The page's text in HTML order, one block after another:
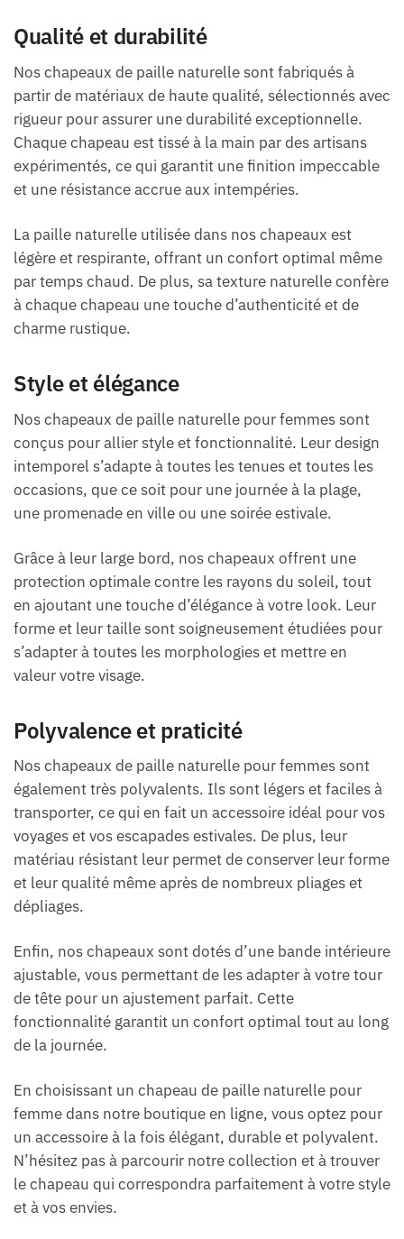
Qualité et durabilité
Nos chapeaux de paille naturelle sont fabriqués à
partir de matériaux de haute qualité, sélectionnés avec
rigueur pour assurer une durabilité exceptionnelle.
Chaque chapeau est tissé à la main par des artisans
expérimentés, ce qui garantit une finition impeccable
et une résistance accrue aux intempéries.
La paille naturelle utilisée dans nos chapeaux est
légère et respirante, offrant un confort optimal même
par temps chaud. De plus, sa texture naturelle confère
à chaque chapeau une touche d’authenticité et de
charme rustique.
Style et élégance
Nos chapeaux de paille naturelle pour femmes sont
conçus pour allier style et fonctionnalité. Leur design
intemporel s’adapte à toutes les tenues et toutes les
occasions, que ce soit pour une journée à la plage,
une promenade en ville ou une soirée estivale.
Grâce à leur large bord, nos chapeaux offrent une
protection optimale contre les rayons du soleil, tout
en ajoutant une touche d’élégance à votre look. Leur
forme et leur taille sont soigneusement étudiées pour
s’adapter à toutes les morphologies et mettre en
valeur votre visage.
Polyvalence et praticité
Nos chapeaux de paille naturelle pour femmes sont
également très polyvalents. Ils sont légers et faciles à
transporter, ce qui en fait un accessoire idéal pour vos
voyages et vos escapades estivales. De plus, leur
matériau résistant leur permet de conserver leur forme
et leur qualité même après de nombreux pliages et
dépliages.
Enfin, nos chapeaux sont dotés d’une bande intérieure
ajustable, vous permettant de les adapter à votre tour
de tête pour un ajustement parfait. Cette
fonctionnalité garantit un confort optimal tout au long
de la journée.
En choisissant un chapeau de paille naturelle pour
femme dans notre boutique en ligne, vous optez pour
un accessoire à la fois élégant, durable et polyvalent.
N’hésitez pas à parcourir notre collection et à trouver
le chapeau qui correspondra parfaitement à votre style
et à vos envies.